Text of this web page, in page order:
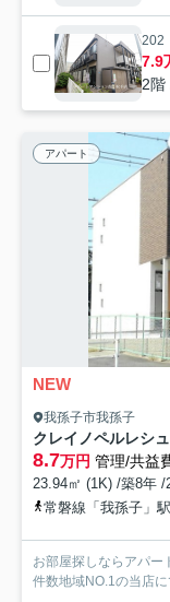
202
7.9
2階
アパート
NEW
我孫子市我孫子
クレイノペルレシ
8.7万円 管理/共益
23.94㎡ (1K) /築8年 /
常磐線「我孫子」
お部屋探しならアパー
件数地域NO.1の当店